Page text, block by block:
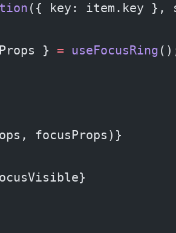
({ key: item.key },
} = useFocusRing
focusProps)}